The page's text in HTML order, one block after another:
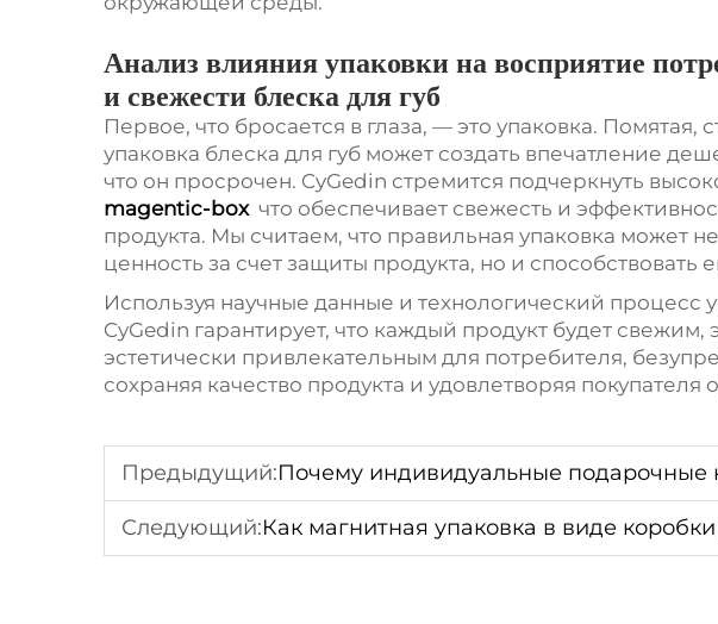
Анализ влияния упаковки на восприятие
и свежести блеска для губ
Первое, что бросается в глаза, — это упаковка. Помятая,
упаковка блеска для губ может создать впечатление
что он просрочен. CyGedin стремится подчеркнуть
magentic-box что обеспечивает свежесть и
продукта. Мы считаем, что правильная упаковка может
ценность за счет защиты продукта, но и способствовать
Используя научные данные и технологический процесс
CyGedin гарантирует, что каждый продукт будет
эстетически привлекательным для потребителя,
сохраняя качество продукта и удовлетворяя покупателя
Предыдущий:Почему индивидуальные подарочные коробки с орехами необходимы
Следующий:Как магнитная упаковка в виде коробки